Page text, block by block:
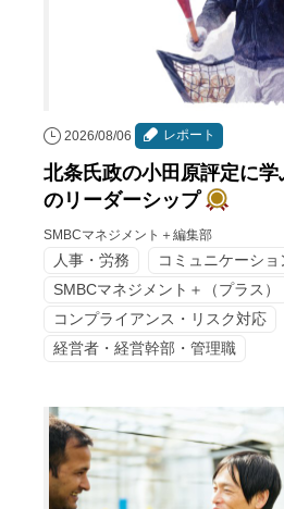
2026/08/06 レポート
北条氏政の小田原評定に
のリーダーシップ
SMBCマネジメント＋編集部
人事・労務
コミュニケーショ
SMBCマネジメント＋（プラス）
コンプライアンス・リスク対応
経営者・経営幹部・管理職